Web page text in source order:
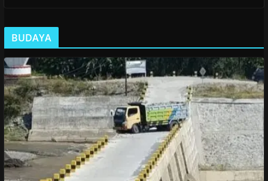
BUDAYA